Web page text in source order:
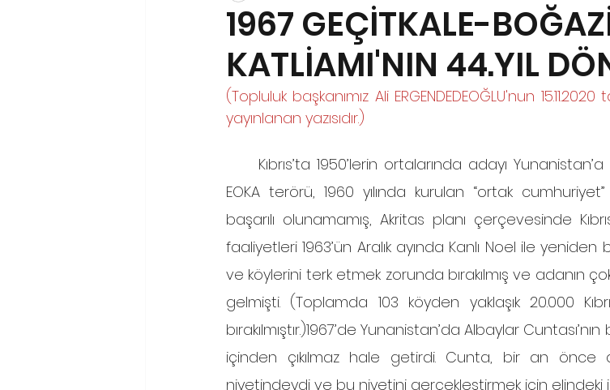
1967 GEÇİTKALE-
KATLİAMI'NIN 44.YIL
(Topluluk başkanımız Ali ERGENDEDEOĞLU'nun
yayınlanan yazısıdır.)
EOKA terörü, 1960 yılında kurulan “ortak
başarılı olunamamış, Akritas planı çerçevesinde
faaliyetleri 1963’ün Aralık ayında Kanlı Noel ile yeniden
ve köylerini terk etmek zorunda bırakılmış ve adanın çok
gelmişti. (Toplamda 103 köyden yaklaşık 20.000
bırakılmıştır.)1967’de Yunanistan’da Albaylar
içinden çıkılmaz hale getirdi. Cunta, bir an önce
niyetindeydi ve bu niyetini gerçekleştirmek için elindeki